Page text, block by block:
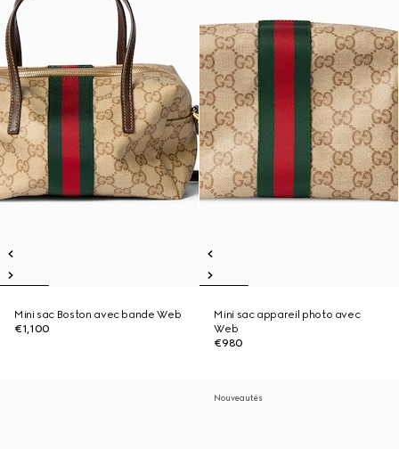
Mini sac Boston avec bande Web
€1,100
Mini sac appareil photo avec
Web
€980
Nouveautés